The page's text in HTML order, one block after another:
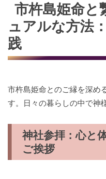
市杵島姫命と
ュアルな方法
践
市杵島姫命とのご縁を深め
す。日々の暮らしの中で神
神社参拝：心と
ご挨拶